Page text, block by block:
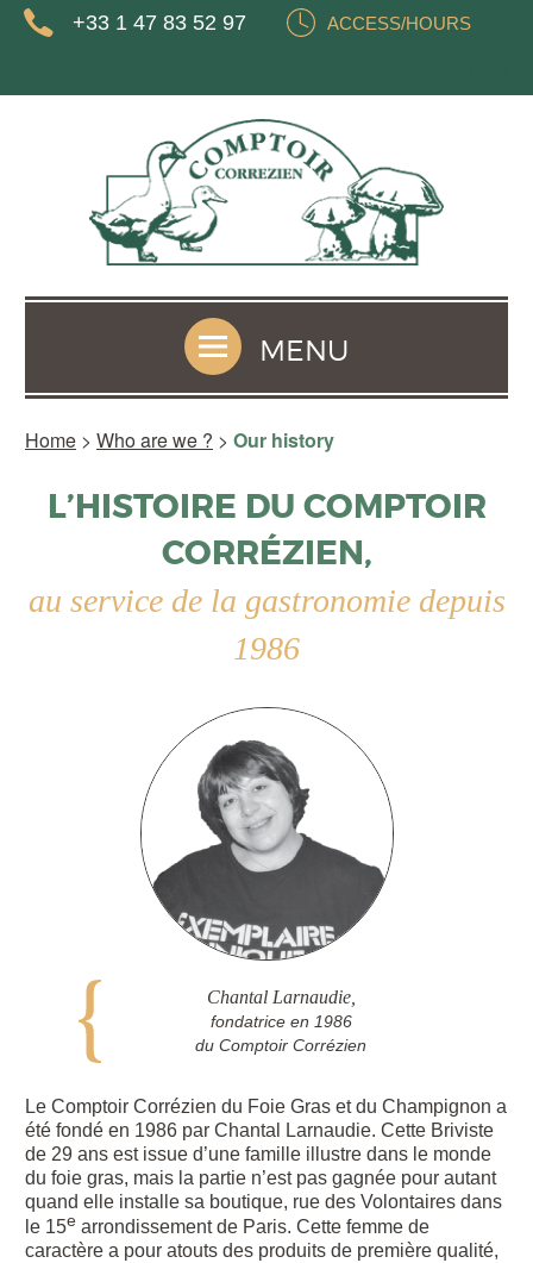
+33 1 47 83 52 97 ACCESS/HOURS
MENU
Home > Who are we ? > Our history
L’HISTOIRE DU COMPTOIR
CORRÉZIEN,
au service de la gastronomie depuis
1986
Chantal Larnaudie,
fondatrice en 1986
du Comptoir Corrézien
Le Comptoir Corrézien du Foie Gras et du Champignon a
été fondé en 1986 par Chantal Larnaudie. Cette Briviste
de 29 ans est issue d’une famille illustre dans le monde
du foie gras, mais la partie n’est pas gagnée pour autant
quand elle installe sa boutique, rue des Volontaires dans
le 15e arrondissement de Paris. Cette femme de
caractère a pour atouts des produits de première qualité,